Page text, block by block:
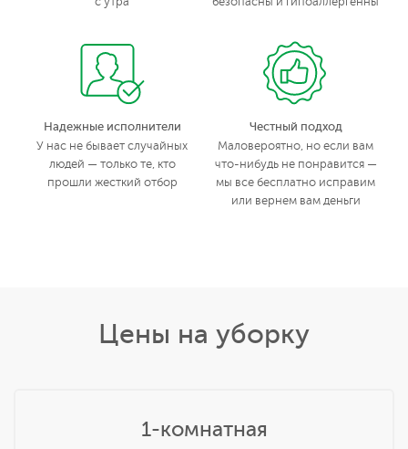
Надежные исполнители
У нас не бывает случайных
людей — только те, кто
прошли жесткий отбор
Честный подход
Маловероятно, но если вам
что-нибудь не понравится —
мы все бесплатно исправим
или вернем вам деньги
Цены на уборку
1-комнатная